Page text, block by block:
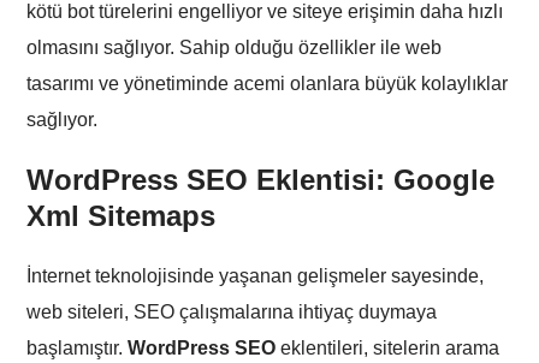
kötü bot türelerini engelliyor ve siteye erişimin daha hızlı
olmasını sağlıyor. Sahip olduğu özellikler ile web
tasarımı ve yönetiminde acemi olanlara büyük kolaylıklar
sağlıyor.
WordPress SEO Eklentisi: Google
Xml Sitemaps
İnternet teknolojisinde yaşanan gelişmeler sayesinde,
web siteleri, SEO çalışmalarına ihtiyaç duymaya
başlamıştır.WordPress SEOeklentileri, sitelerin arama